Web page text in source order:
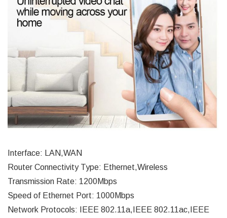
Interface: LAN,WAN
Router Connectivity Type: Ethernet,Wireless
Transmission Rate: 1200Mbps
Speed of Ethernet Port: 1000Mbps
Network Protocols: IEEE 802.11a,IEEE 802.11ac,IEEE